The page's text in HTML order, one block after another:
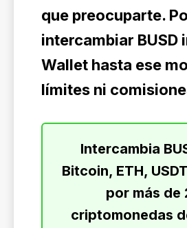
que preocuparte.
intercambiar BUSD
Wallet hasta ese
límites ni
Intercambia
Bitcoin, ETH,
por más de
criptomonedas